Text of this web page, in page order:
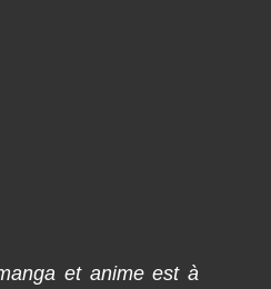
et anime est à